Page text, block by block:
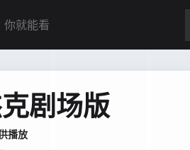
剧场版
播放